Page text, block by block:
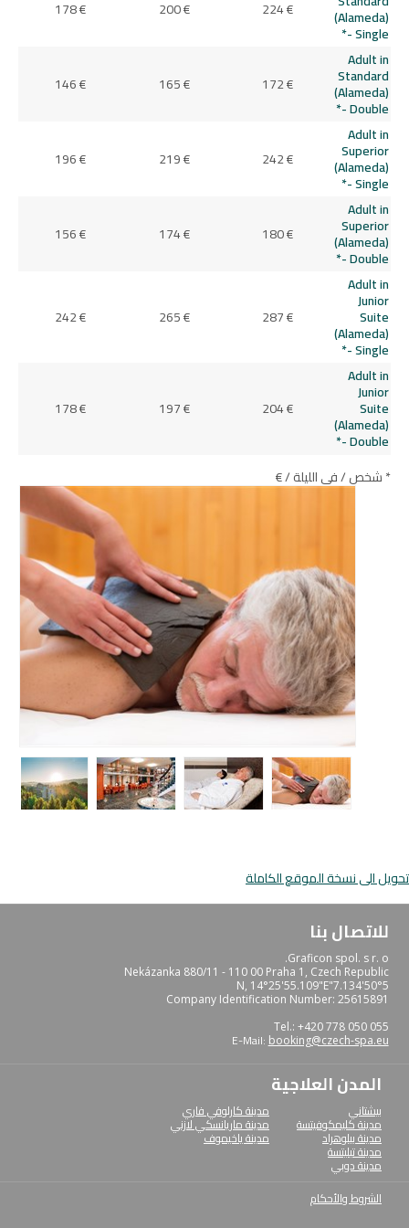
(Alameda)
- Single*
224 €
200 €
178 €
Adult in
Standard
(Alameda)
- Double*
172 €
165 €
146 €
Adult in
Superior
(Alameda)
- Single*
242 €
219 €
196 €
Adult in
Superior
(Alameda)
- Double*
180 €
174 €
156 €
Adult in
Junior
Suite
(Alameda)
- Single*
287 €
265 €
242 €
Adult in
Junior
Suite
(Alameda)
- Double*
204 €
197 €
178 €
* شخص / في الليلة / €
تحويل الى نسخة الموقع الكاملة
للاتصال بنا
Graficon spol. s r. o.
Nekázanka 880/11 - 110 00 Praha 1, Czech Republic
50°5'7.134"N, 14°25'55.109"E
Company Identification Number: 25615891
Tel.: +420 778 050 055
E-Mail:booking@czech-spa.eu
المدن العلاجية
بيشتاني
مدينة كليمكوفيتسة
مدينة بيلوهراد
مدينة تبليتسة
مدينة دوبي
مدينة كارلوفي فاري
مدينة ماريانسكي لازني
مدينة ياخيموف
الشروط والأحكام